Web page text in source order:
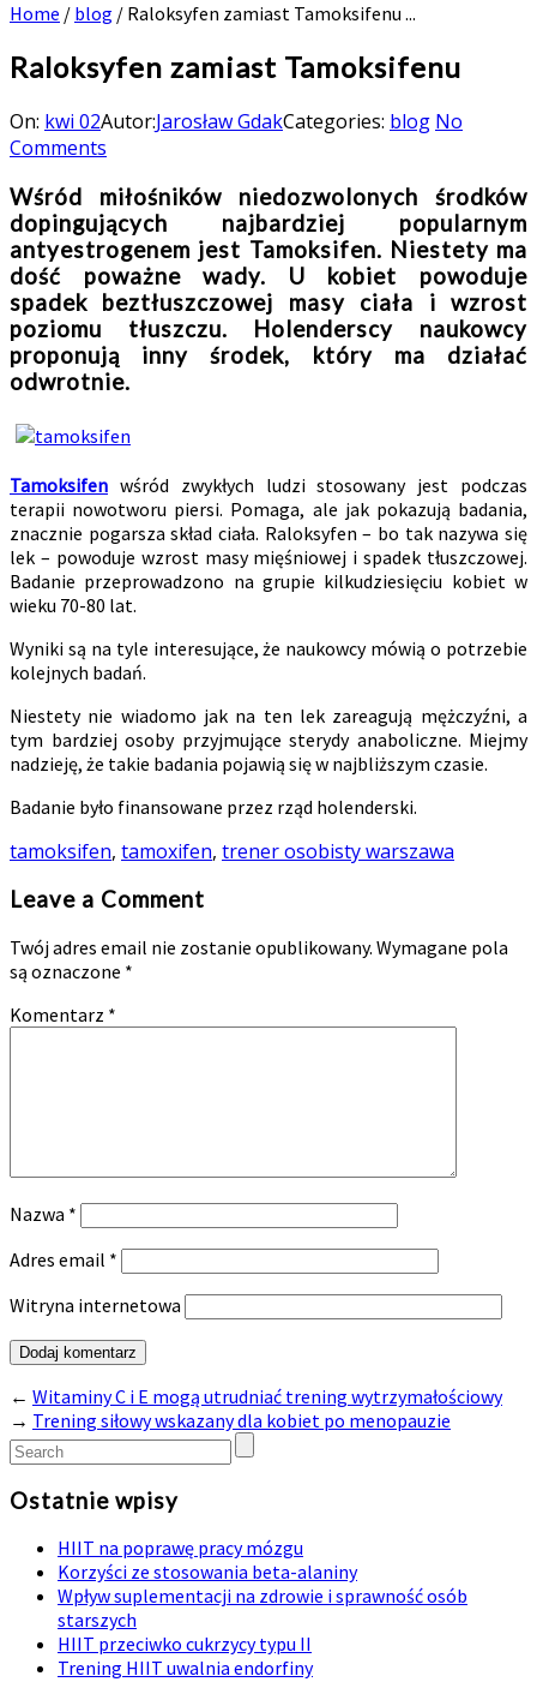
Home / blog / Raloksyfen zamiast Tamoksifenu ...
Raloksyfen zamiast Tamoksifenu
On: kwi 02Autor:Jarosław GdakCategories: blog No
Comments
Wśród miłośników niedozwolonych środków
dopingujących najbardziej popularnym
antyestrogenem jest Tamoksifen. Niestety ma
dość poważne wady. U kobiet powoduje
spadek beztłuszczowej masy ciała i wzrost
poziomu tłuszczu. Holenderscy naukowcy
proponują inny środek, który ma działać
odwrotnie.
Tamoksifen wśród zwykłych ludzi stosowany jest podczas
terapii nowotworu piersi. Pomaga, ale jak pokazują badania,
znacznie pogarsza skład ciała. Raloksyfen – bo tak nazywa się
lek – powoduje wzrost masy mięśniowej i spadek tłuszczowej.
Badanie przeprowadzono na grupie kilkudziesięciu kobiet w
wieku 70-80 lat.
Wyniki są na tyle interesujące, że naukowcy mówią o potrzebie
kolejnych badań.
Niestety nie wiadomo jak na ten lek zareagują mężczyźni, a
tym bardziej osoby przyjmujące sterydy anaboliczne. Miejmy
nadzieję, że takie badania pojawią się w najbliższym czasie.
Badanie było finansowane przez rząd holenderski.
tamoksifen, tamoxifen, trener osobisty warszawa
Leave a Comment
Twój adres email nie zostanie opublikowany. Wymagane pola
są oznaczone *
Komentarz *
Nazwa *
Adres email *
Witryna internetowa
← Witaminy C i E mogą utrudniać trening wytrzymałościowy
→ Trening siłowy wskazany dla kobiet po menopauzie
Ostatnie wpisy
HIIT na poprawę pracy mózgu
Korzyści ze stosowania beta-alaniny
Wpływ suplementacji na zdrowie i sprawność osób
starszych
HIIT przeciwko cukrzycy typu II
Trening HIIT uwalnia endorfiny